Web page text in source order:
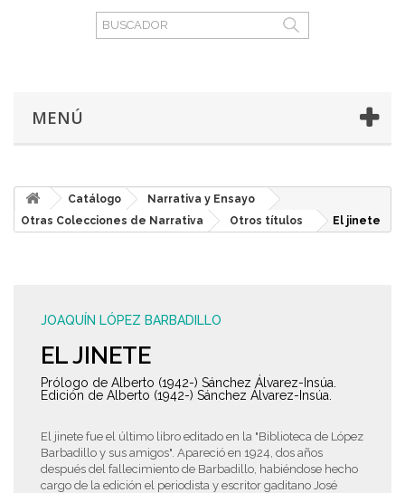
MENÚ
Catálogo
Narrativa y Ensayo
Otras Colecciones de Narrativa
Otros títulos El jinete
JOAQUÍN LÓPEZ BARBADILLO
EL JINETE
Prólogo de Alberto (1942-) Sánchez Álvarez-Insúa.
Edición de Alberto (1942-) Sánchez Álvarez-Insúa.
El jinete fue el último libro editado en la "Biblioteca de López
Barbadillo y sus amigos". Apareció en 1924, dos años
después del fallecimiento de Barbadillo, habiéndose hecho
cargo de la edición el periodista y escritor gaditano José